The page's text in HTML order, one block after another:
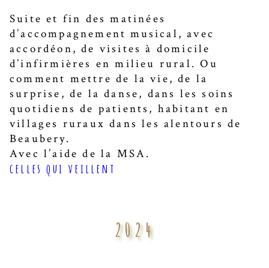
Suite et fin des matinées
d’accompagnement musical, avec
accordéon, de visites à domicile
d’infirmières en milieu rural. Ou
comment mettre de la vie, de la
surprise, de la danse, dans les soins
quotidiens de patients, habitant en
villages ruraux dans les alentours de
Beaubery.
Avec l’aide de la MSA.
celles qui veillent
2024